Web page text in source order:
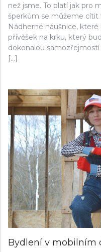
než jsme. To platí jak pro
šperkům se můžeme cítit
Nádherné náušnice,
přívěšek na krku, který
dokonalou
[…]
Bydlení v mobilním